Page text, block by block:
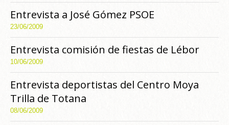
Entrevista a José Gómez PSOE
23/06/2009
Entrevista comisión de fiestas de Lébor
10/06/2009
Entrevista deportistas del Centro Moya
Trilla de Totana
08/06/2009